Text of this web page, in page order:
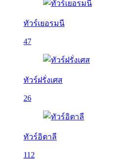
ทัวร์เยอรมนี
47
ทัวร์ฝรั่งเศส
26
ทัวร์อิตาลี
112